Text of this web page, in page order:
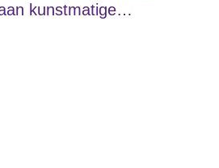
kunstmatige